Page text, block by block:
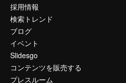
採用情報
検索トレンド
ブログ
イベント
Slidesgo
コンテンツを販売する
プレスルーム